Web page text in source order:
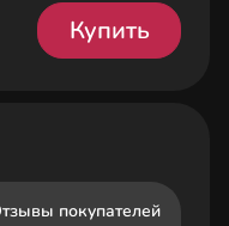
Купить
покупателей